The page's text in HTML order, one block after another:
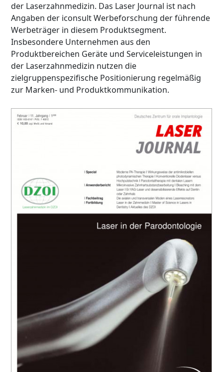
der Laserzahnmedizin. Das Laser Journal ist nach
Angaben der iconsult Werbeforschung der führende
Werbeträger in diesem Produktsegment.
Insbesondere Unternehmen aus den
Produktbereichen Geräte und Serviceleistungen in
der Laserzahnmedizin nutzen die
zielgruppenspezifische Positionierung regelmäßig
zur Marken- und Produktkommunikation.